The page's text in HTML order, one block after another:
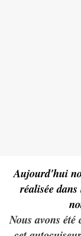
Aujourd'hui
réalisée
Nous avons